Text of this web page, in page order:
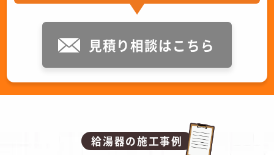
見積り相談はこちら
給湯器の施工事例